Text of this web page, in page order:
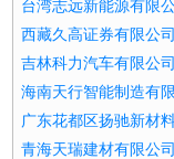
台湾志远新能源有限
西藏久高证券有限公司
吉林科力汽车有限公司
海南天行智能制造有
广东花都区扬驰新材
青海天瑞建材有限公司